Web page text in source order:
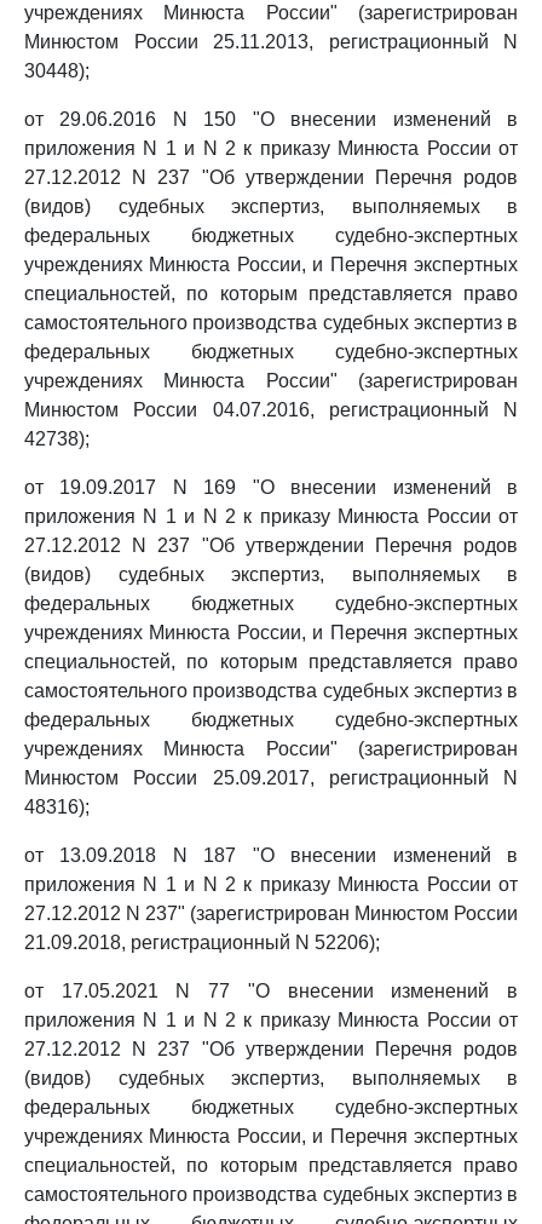
учреждениях Минюста России" (зарегистрирован
Минюстом России 25.11.2013, регистрационный N
30448);
от 29.06.2016 N 150 "О внесении изменений в
приложения N 1 и N 2 к приказу Минюста России от
27.12.2012 N 237 "Об утверждении Перечня родов
(видов) судебных экспертиз, выполняемых в
федеральных бюджетных судебно-экспертных
учреждениях Минюста России, и Перечня экспертных
специальностей, по которым представляется право
самостоятельного производства судебных экспертиз в
федеральных бюджетных судебно-экспертных
учреждениях Минюста России" (зарегистрирован
Минюстом России 04.07.2016, регистрационный N
42738);
от 19.09.2017 N 169 "О внесении изменений в
приложения N 1 и N 2 к приказу Минюста России от
27.12.2012 N 237 "Об утверждении Перечня родов
(видов) судебных экспертиз, выполняемых в
федеральных бюджетных судебно-экспертных
учреждениях Минюста России, и Перечня экспертных
специальностей, по которым представляется право
самостоятельного производства судебных экспертиз в
федеральных бюджетных судебно-экспертных
учреждениях Минюста России" (зарегистрирован
Минюстом России 25.09.2017, регистрационный N
48316);
от 13.09.2018 N 187 "О внесении изменений в
приложения N 1 и N 2 к приказу Минюста России от
27.12.2012 N 237" (зарегистрирован Минюстом России
21.09.2018, регистрационный N 52206);
от 17.05.2021 N 77 "О внесении изменений в
приложения N 1 и N 2 к приказу Минюста России от
27.12.2012 N 237 "Об утверждении Перечня родов
(видов) судебных экспертиз, выполняемых в
федеральных бюджетных судебно-экспертных
учреждениях Минюста России, и Перечня экспертных
специальностей, по которым представляется право
самостоятельного производства судебных экспертиз в